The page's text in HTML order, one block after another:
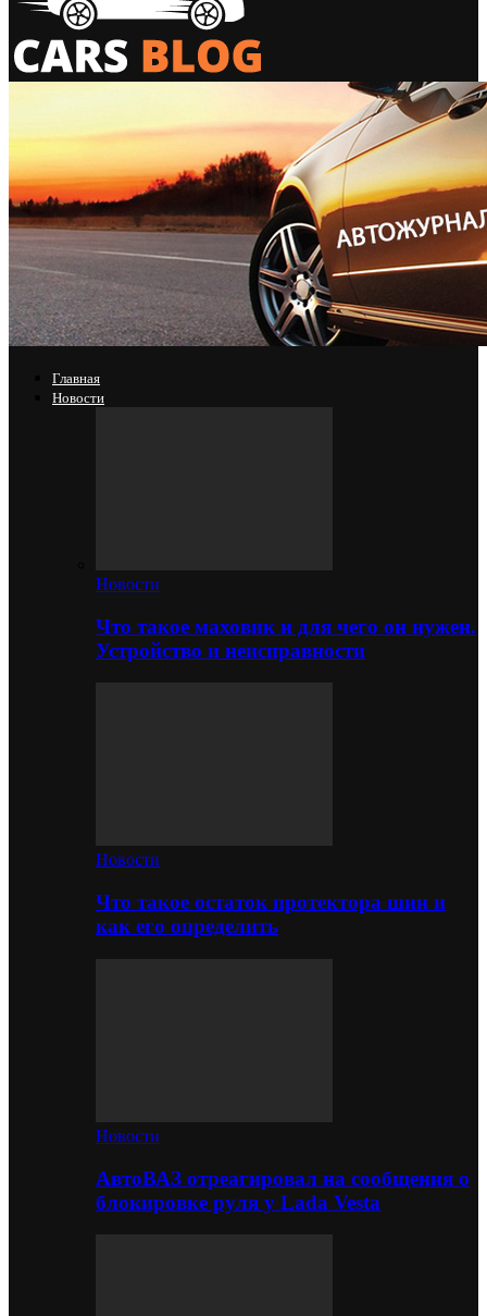
Главная
Новости
Новости
Что такое маховик и для чего он нужен.
Устройство и неисправности
Новости
Что такое остаток протектора шин и
как его определить
Новости
АвтоВАЗ отреагировал на сообщения о
блокировке руля у Lada Vesta